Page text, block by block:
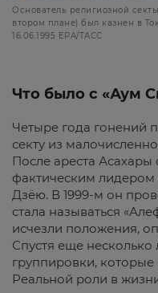
Основатель религиозной
втором плане) был казнен в
16.06.1995 EPA/ТАСС
Что было с «Аум
Четыре года гонений
секту из
После ареста
фактическим
Дзёю. В 1999-м он
стала называться
исчезли положения,
Спустя еще несколько
группировки, которые
Реальной роли в